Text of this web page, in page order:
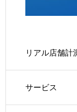
リアル店舗計
サービス